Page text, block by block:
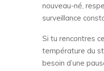
nouveau-né,
surveillance
Si tu rencontres
température du
besoin d’une